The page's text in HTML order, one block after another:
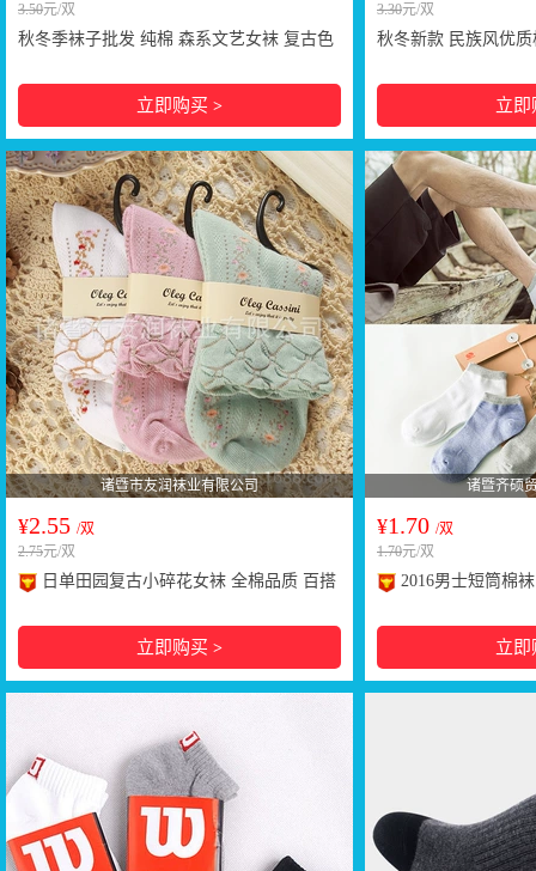
3.50元/双
秋冬季袜子批发 纯棉 森系文艺女袜 复古色
立即购买 >
3.30元/双
秋冬新款 民族风优
立
诸暨市友润袜业有限公司
¥2.55 /双
2.75元/双
日单田园复古小碎花女袜 全棉品质 百搭
立即购买 >
诸暨齐硕
¥1.70 /双
1.70元/双
2016男士短筒棉
立